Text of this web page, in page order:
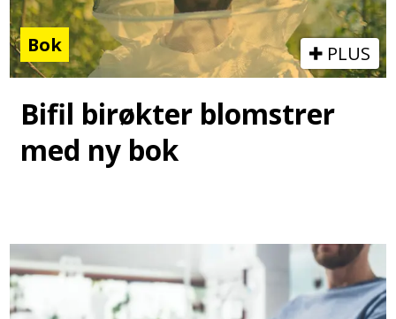
Bok PLUS
Bifil birøkter blomstrer
med ny bok